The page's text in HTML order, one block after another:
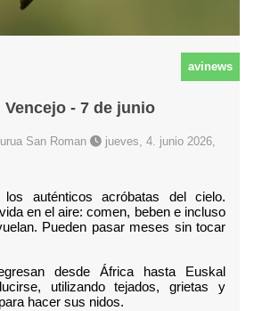
avinews
- 7 de junio
San Roman
jueves, 4. junio 2026,
auténticos acróbatas del cielo.
en el aire: comen, beben e incluso
Pueden pasar meses sin tocar
desde África hasta Euskal
utilizando tejados, grietas y
hacer sus nidos.